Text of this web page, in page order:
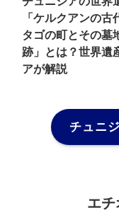
「ケルクアンの古
タゴの町とその墓
跡」とは？世界遺
アが解説
チュニ
エ